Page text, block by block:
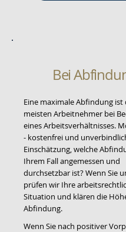
Bei
Eine maximale Abfindung ist
meisten Arbeitnehmer bei
eines Arbeitsverhältnisses.
- kostenfrei und
Einschätzung, welche
Ihrem Fall angemessen und
durchsetzbar ist? Wenn Sie
prüfen wir Ihre
Situation und klären die
Abfindung.
Wenn Sie nach positiver